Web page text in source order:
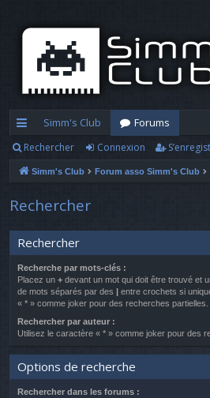
cc
ès
ra
d
e
Simm's Club
Forums
Rechercher Connexion
Simm's Club Forum asso Simm's Club
Rechercher
Rechercher
Recherche par mots-clés :
Placez un + devant un mot qui doit être trouvé et
de mots séparés par des | entre crochets si
« * » comme joker pour des recherches partielles.
Rechercher par auteur :
Utilisez le caractère « * » comme joker pour des
Options de recherche
Rechercher dans les forums :